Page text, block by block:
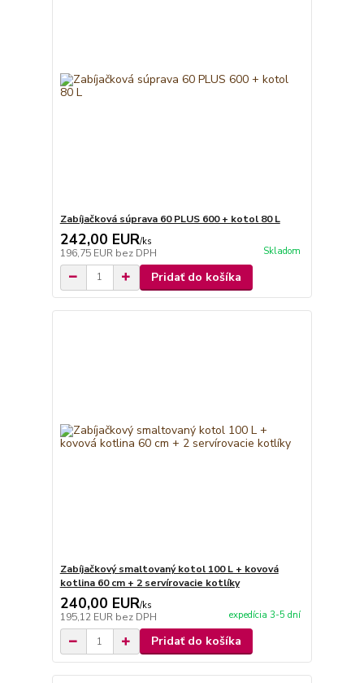
Zabíjačková súprava 60 PLUS 600 + kotol 80 L
242,00 EUR/ks
196,75 EUR bez DPH Skladom
Pridať do košíka
Zabíjačkový smaltovaný kotol 100 L + kovová
kotlina 60 cm + 2 servírovacie kotlíky
240,00 EUR/ks
195,12 EUR bez DPH expedícia 3-5 dní
Pridať do košíka